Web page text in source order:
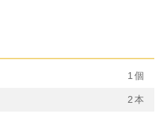
1個
2本